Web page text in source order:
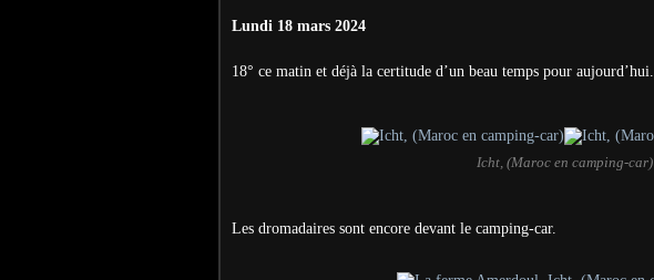
Lundi 18 mars 2024
18° ce matin et déjà la certitude d’un beau temps pour aujourd’hui.
Icht, (Maroc en camping-car)
Les dromadaires sont encore devant le camping-car.